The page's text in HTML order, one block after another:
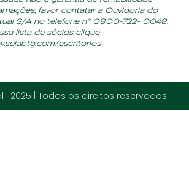
favor contatar a Ouvidoria do
S/A no telefone nº 0800-722- 0048.
lista de sócios clique
escritorios
| 2025 | Todos os direitos reservados